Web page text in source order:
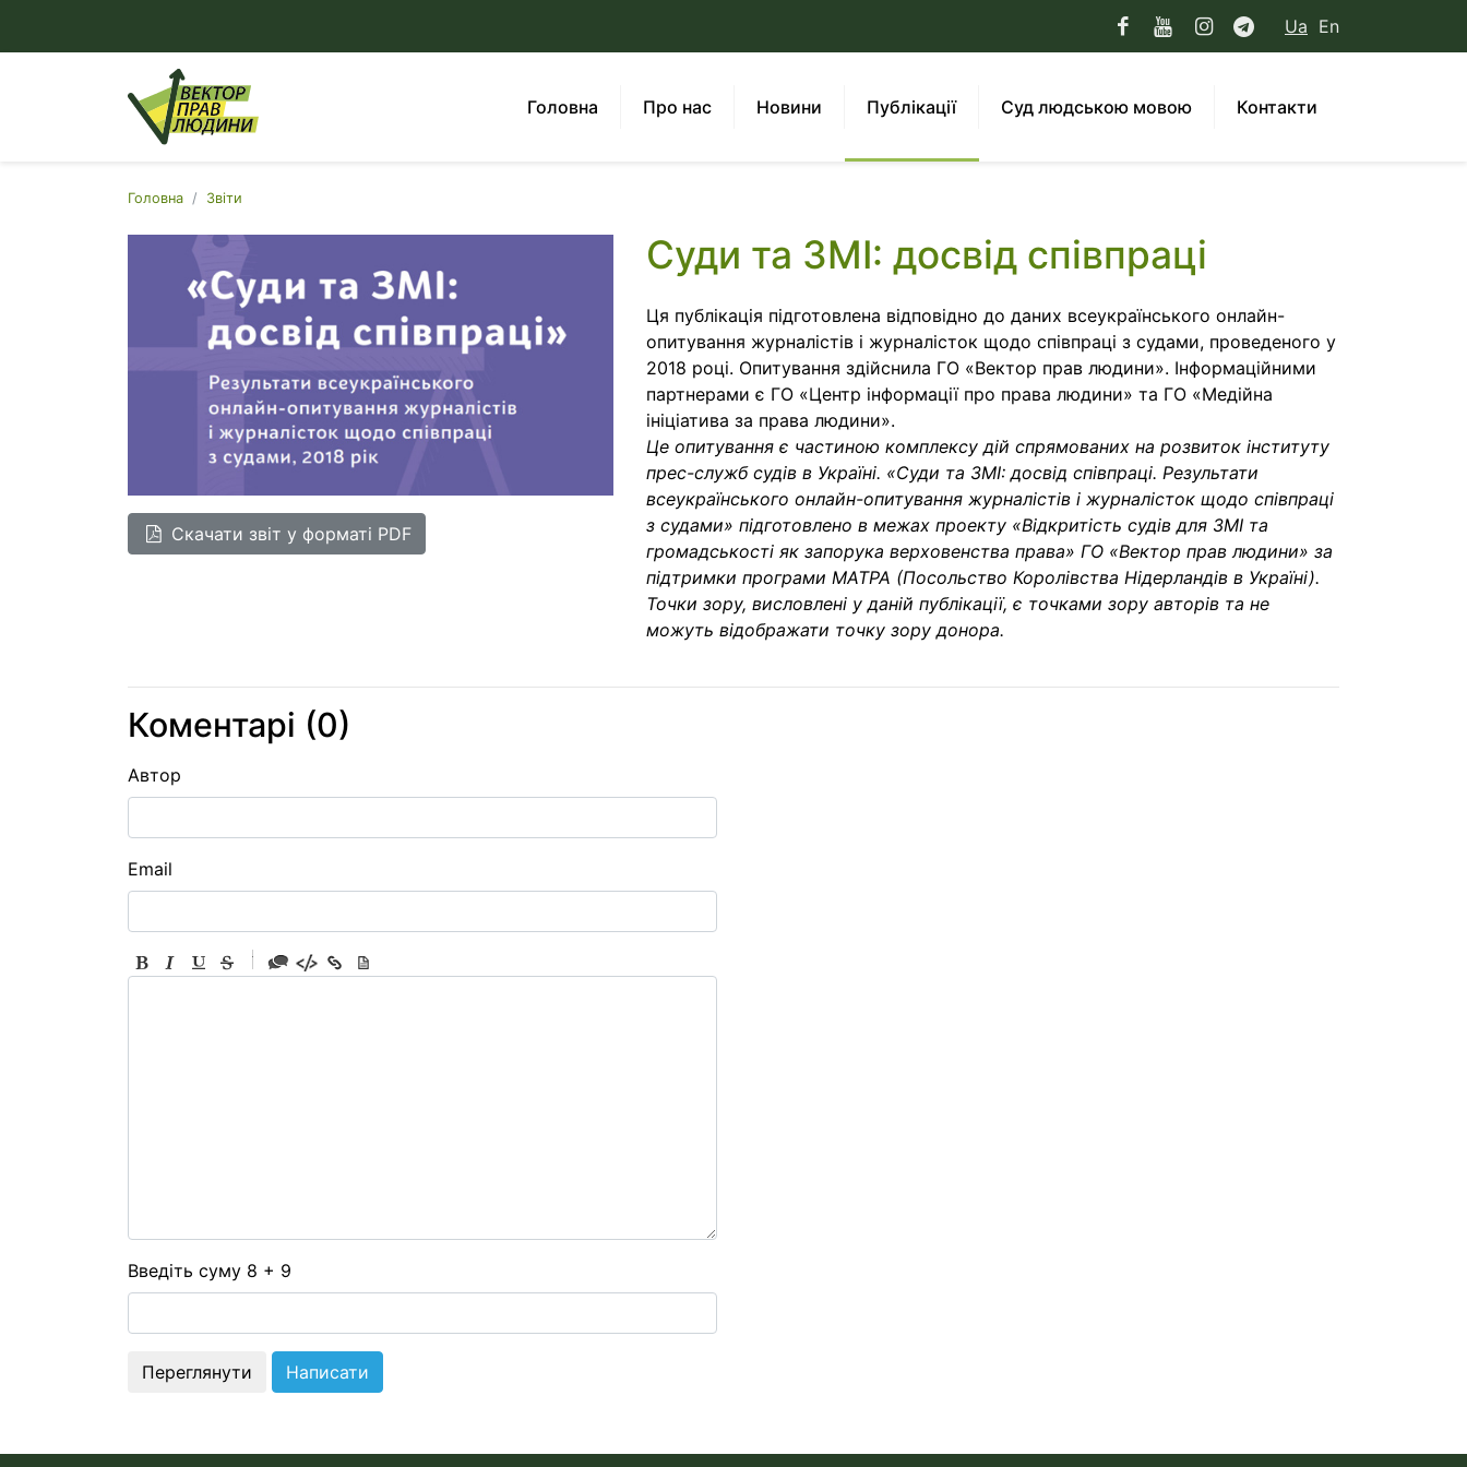
Ua En
Головна Про нас Новини Публікації Суд людською мовою Контакти
Головна Звіти
Cкачати звіт у форматі PDF
Суди та ЗМІ: досвід співпраці
Ця публікація підготовлена відповідно до даних всеукраїнського онлайн-
опитування журналістів і журналісток щодо співпраці з судами, проведеного у
2018 році. Опитування здійснила ГО «Вектор прав людини». Інформаційними
партнерами є ГО «Центр інформації про права людини» та ГО «Медійна
ініціатива за права людини».
Це опитування є частиною комплексу дій спрямованих на розвиток інституту
прес-служб судів в Україні. «Суди та ЗМІ: досвід співпраці. Результати
всеукраїнського онлайн-опитування журналістів і журналісток щодо співпраці
з судами» підготовлено в межах проекту «Відкритість судів для ЗМІ та
громадськості як запорука верховенства права» ГО «Вектор прав людини» за
підтримки програми МАТРА (Посольство Королівства Нідерландів в Україні).
Точки зору, висловлені у даній публікації, є точками зору авторів та не
можуть відображати точку зору донора.
Коментарі (0)
Автор
Email
-
-
Введіть суму 8 + 9